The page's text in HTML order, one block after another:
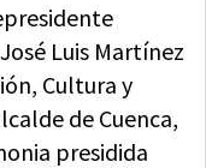
Luis Martínez
Cultura y
de Cuenca,
presidida